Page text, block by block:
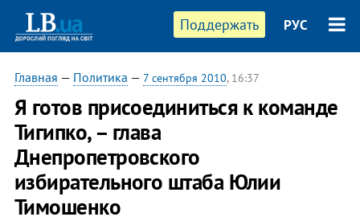
Поддержать РУС
Главная — Политика — 7 сентября 2010, 16:37
Я готов присоединиться к команде
Тигипко, – глава
Днепропетровского
избирательного штаба Юлии
Тимошенко